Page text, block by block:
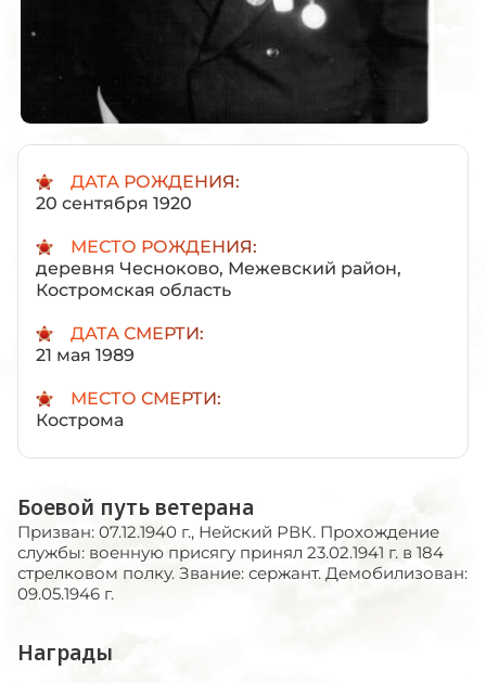
ДАТА РОЖДЕНИЯ:
20 сентября 1920
МЕСТО РОЖДЕНИЯ:
деревня Чесноково, Межевский район,
Костромская область
ДАТА СМЕРТИ:
21 мая 1989
МЕСТО СМЕРТИ:
Кострома
Боевой путь ветерана
Призван: 07.12.1940 г., Нейский РВК. Прохождение
службы: военную присягу принял 23.02.1941 г. в 184
стрелковом полку. Звание: сержант. Демобилизован:
09.05.1946 г.
Награды